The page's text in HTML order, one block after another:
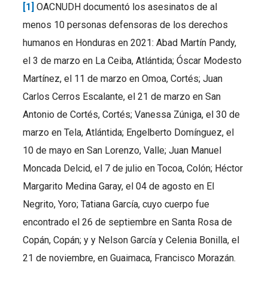
[1] OACNUDH documentó los asesinatos de al
menos 10 personas defensoras de los derechos
humanos en Honduras en 2021: Abad Martín Pandy,
el 3 de marzo en La Ceiba, Atlántida; Óscar Modesto
Martínez, el 11 de marzo en Omoa, Cortés; Juan
Carlos Cerros Escalante, el 21 de marzo en San
Antonio de Cortés, Cortés; Vanessa Zúniga, el 30 de
marzo en Tela, Atlántida; Engelberto Domínguez, el
10 de mayo en San Lorenzo, Valle; Juan Manuel
Moncada Delcid, el 7 de julio en Tocoa, Colón; Héctor
Margarito Medina Garay, el 04 de agosto en El
Negrito, Yoro; Tatiana García, cuyo cuerpo fue
encontrado el 26 de septiembre en Santa Rosa de
Copán, Copán; y y Nelson García y Celenia Bonilla, el
21 de noviembre, en Guaimaca, Francisco Morazán.